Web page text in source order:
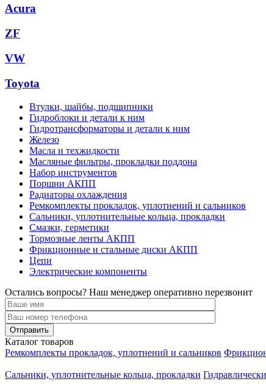
Acura
ZF
VW
Toyota
Втулки, шайбы, подшипники
Гидроблоки и детали к ним
Гидротрансформаторы и детали к ним
Железо
Масла и техжидкости
Масляные фильтры, прокладки поддона
Набор инструментов
Поршни АКПП
Радиаторы охлаждения
Ремкомплекты прокладок, уплотнений и сальников
Сальники, уплотнительные кольца, прокладки
Смазки, герметики
Тормозные ленты АКПП
Фрикционные и стальные диски АКПП
Цепи
Электрические компоненты
Остались вопросы? Наш менеджер оперативно перезвонит
Каталог товаров
Ремкомплекты прокладок, уплотнений и сальников
Сальники, уплотнительные кольца, прокладки